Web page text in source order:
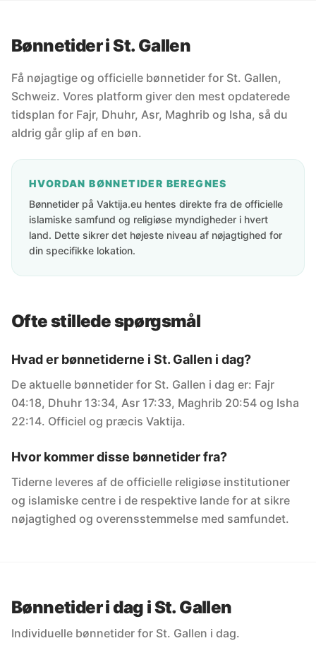
Bønnetider i St. Gallen
Få nøjagtige og officielle bønnetider for St. Gallen,
Schweiz. Vores platform giver den mest opdaterede
tidsplan for Fajr, Dhuhr, Asr, Maghrib og Isha, så du
aldrig går glip af en bøn.
HVORDAN BØNNETIDER BEREGNES
Bønnetider på Vaktija.eu hentes direkte fra de officielle
islamiske samfund og religiøse myndigheder i hvert
land. Dette sikrer det højeste niveau af nøjagtighed for
din specifikke lokation.
Ofte stillede spørgsmål
Hvad er bønnetiderne i St. Gallen i dag?
De aktuelle bønnetider for St. Gallen i dag er: Fajr
04:18, Dhuhr 13:34, Asr 17:33, Maghrib 20:54 og Isha
22:14. Officiel og præcis Vaktija.
Hvor kommer disse bønnetider fra?
Tiderne leveres af de officielle religiøse institutioner
og islamiske centre i de respektive lande for at sikre
nøjagtighed og overensstemmelse med samfundet.
Bønnetider i dag i St. Gallen
Individuelle bønnetider for St. Gallen i dag.